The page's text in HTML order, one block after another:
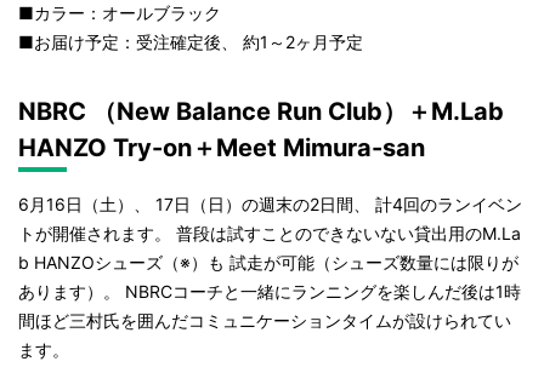
■カラー：オールブラック
■お届け予定：受注確定後、 約1～2ヶ月予定
NBRC （New Balance Run Club）＋M.Lab
HANZO Try-on＋Meet Mimura-san
6月16日（土）、 17日（日）の週末の2日間、 計4回のランイベン
トが開催されます。 普段は試すことのできないない貸出用のM.La
b HANZOシューズ（※）も 試走が可能（シューズ数量には限りが
あります）。 NBRCコーチと一緒にランニングを楽しんだ後は1時
間ほど三村氏を囲んだコミュニケーションタイムが設けられてい
ます。